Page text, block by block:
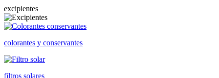
excipientes
colorantes y conservantes
filtros solares